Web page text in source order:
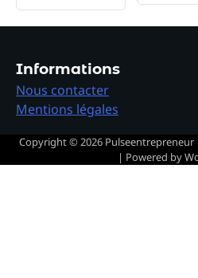
Informations
Nous contacter
Mentions légales
Copyright © 2026 Pulseentrepreneur
| Powered by